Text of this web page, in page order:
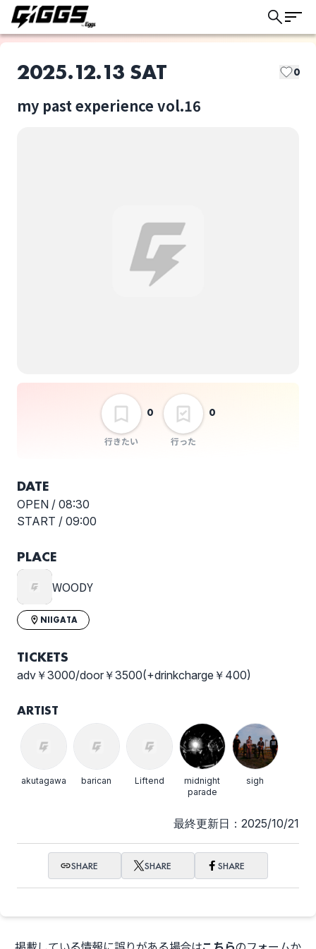
2025.12.13 SAT 0
my past experience vol.16
行きたい
0
行った
0
midnight parade
選択しない
DATE
OPEN / 08:30
START / 09:00
PLACE
WOODY
NIIGATA
TICKETS
adv￥3000/door￥3500(+drinkcharge￥400)
ARTIST
akutagawa barican Liftend
midnight
parade
sigh
最終更新日：2025/10/21
SHARE SHARE SHARE
このライブの取り置きは終了しました